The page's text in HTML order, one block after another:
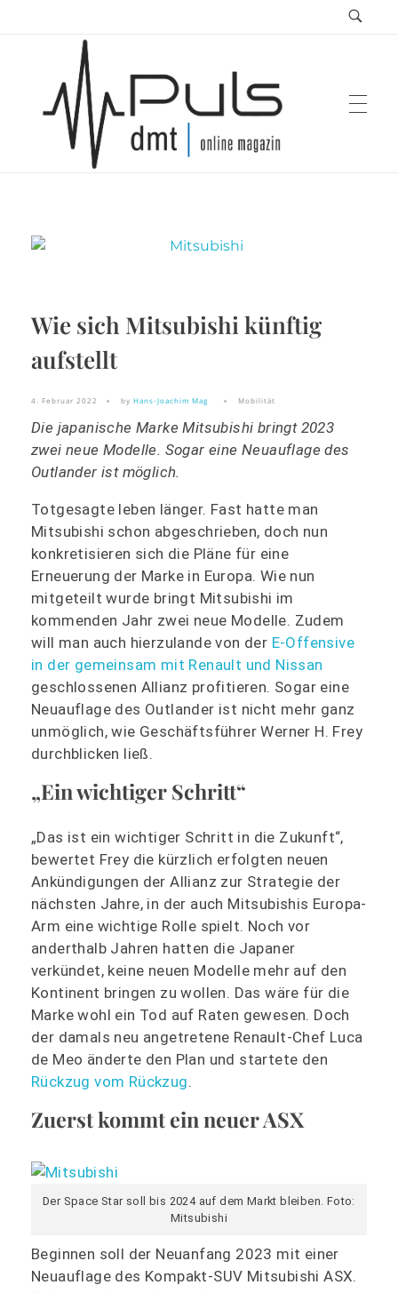
Puls Magazin
Zukunft der Mobilität
Wie sich Mitsubishi künftig
aufstellt
4. Februar 2022 by Hans-Joachim Mag Mobilität
Die japanische Marke Mitsubishi bringt 2023
zwei neue Modelle. Sogar eine Neuauflage des
Outlander ist möglich.
Totgesagte leben länger. Fast hatte man
Mitsubishi schon abgeschrieben, doch nun
konkretisieren sich die Pläne für eine
Erneuerung der Marke in Europa. Wie nun
mitgeteilt wurde bringt Mitsubishi im
kommenden Jahr zwei neue Modelle. Zudem
will man auch hierzulande von der E-Offensive
in der gemeinsam mit Renault und Nissan
geschlossenen Allianz profitieren. Sogar eine
Neuauflage des Outlander ist nicht mehr ganz
unmöglich, wie Geschäftsführer Werner H. Frey
durchblicken ließ.
„Ein wichtiger Schritt“
„Das ist ein wichtiger Schritt in die Zukunft“,
bewertet Frey die kürzlich erfolgten neuen
Ankündigungen der Allianz zur Strategie der
nächsten Jahre, in der auch Mitsubishis Europa-
Arm eine wichtige Rolle spielt. Noch vor
anderthalb Jahren hatten die Japaner
verkündet, keine neuen Modelle mehr auf den
Kontinent bringen zu wollen. Das wäre für die
Marke wohl ein Tod auf Raten gewesen. Doch
der damals neu angetretene Renault-Chef Luca
de Meo änderte den Plan und startete den
Rückzug vom Rückzug.
Zuerst kommt ein neuer ASX
Der Space Star soll bis 2024 auf dem Markt bleiben. Foto:
Mitsubishi
Beginnen soll der Neuanfang 2023 mit einer
Neuauflage des Kompakt-SUV Mitsubishi ASX.